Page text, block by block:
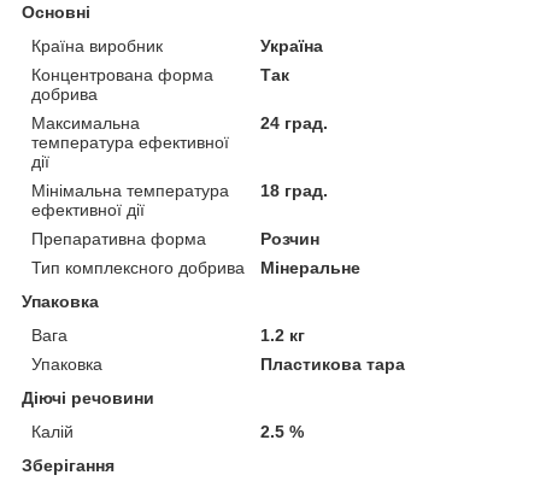
Основні
Країна виробник
Україна
Концентрована форма
добрива
Так
Максимальна
температура ефективної
дії
24 град.
Мінімальна температура
ефективної дії
18 град.
Препаративна форма
Розчин
Тип комплексного добрива
Мінеральне
Упаковка
Вага
1.2 кг
Упаковка
Пластикова тара
Діючі речовини
Калій
2.5 %
Зберігання